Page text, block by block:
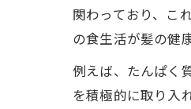
関わっており、こ
の食生活が髪の健
例えば、たんぱく
を積極的に取り入